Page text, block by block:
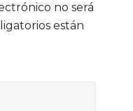
no será
están